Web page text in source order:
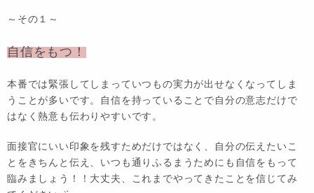
～その１～
自信をもつ！
本番では緊張してしまっていつもの実力が出せなくなってしま
うことが多いです。自信を持っていることで自分の意志だけで
はなく熱意も伝わりやすいです。
面接官にいい印象を残すためだけではなく、自分の伝えたいこ
とをきちんと伝え、いつも通りふるまうためにも自信をもって
臨みましょう！！大丈夫、これまでやってきたことを信じてみ